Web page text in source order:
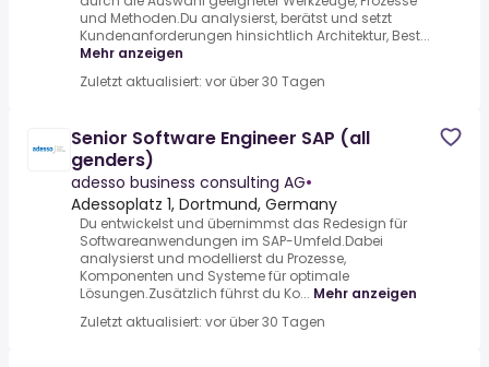
und Methoden.Du analysierst, berätst und setzt
Kundenanforderungen hinsichtlich Architektur, Best...
Mehr anzeigen
Zuletzt aktualisiert: vor über 30 Tagen
Senior Software Engineer SAP (all
genders)
adesso business consulting AG•
Adessoplatz 1, Dortmund, Germany
Du entwickelst und übernimmst das Redesign für
Softwareanwendungen im SAP-Umfeld.Dabei
analysierst und modellierst du Prozesse,
Komponenten und Systeme für optimale
Lösungen.Zusätzlich führst du Ko... Mehr anzeigen
Zuletzt aktualisiert: vor über 30 Tagen